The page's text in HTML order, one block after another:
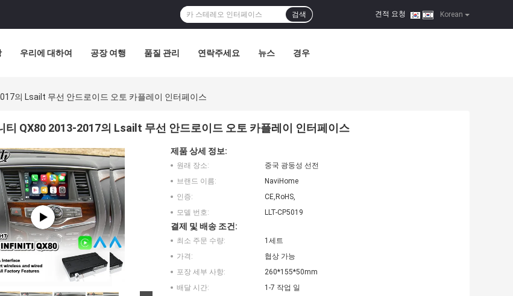
Korean
견적 요청 |
검색
우리에 대하여 공장 여행 품질 관리 연락주세요 뉴스 경우
의 Lsailt 무선 안드로이드 오토 카플레이 인터페이스
티 QX80 2013-2017의 Lsailt 무선 안드로이드 오토 카플레이 인터페이스
제품 상세 정보:
원래 장소:
중국 광둥성 선전
브랜드 이름:
NaviHome
인증:
CE,RoHS,
모델 번호:
LLT-CP5019
결제 및 배송 조건:
최소 주문 수량:
1세트
가격:
협상 가능
포장 세부 사항:
260*155*50mm
배달 시간:
1-7 작업 일